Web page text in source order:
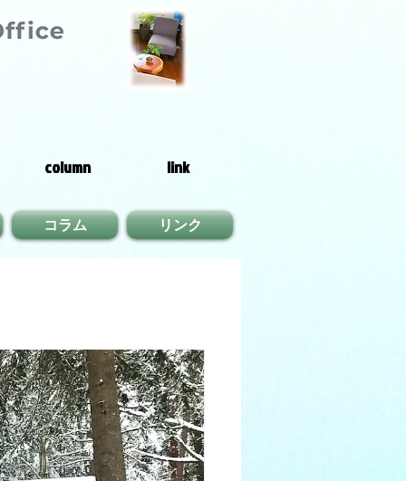
column link
コラム リンク